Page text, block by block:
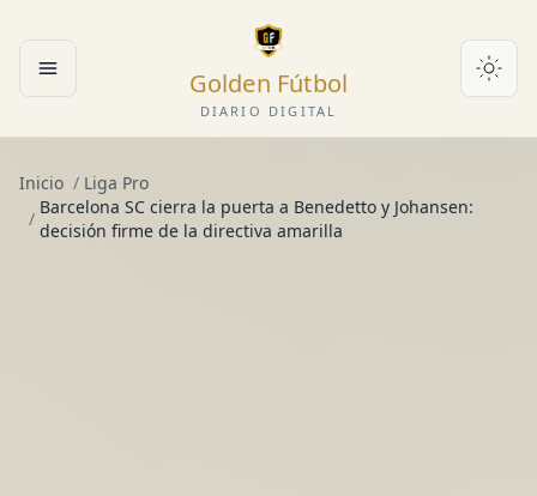
Abrir menú Golden Fútbol
DIARIO DIGITAL
Inicio / Liga Pro
/
Barcelona SC cierra la puerta a Benedetto y Johansen:
decisión firme de la directiva amarilla